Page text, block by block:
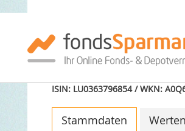
GAM
(GBP) E
ISIN: LU0363796854 / WKN:
Stammdaten